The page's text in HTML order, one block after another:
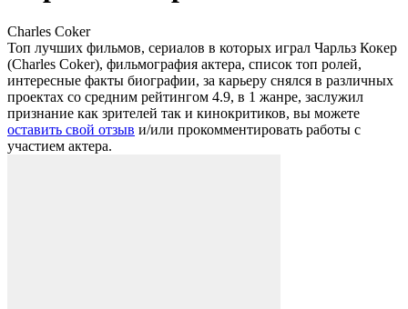
Charles Coker
Топ лучших фильмов, сериалов в которых играл Чарльз Кокер
(Charles Coker), фильмография актера, список топ ролей,
интересные факты биографии, за карьеру снялся в различных
проектах со средним рейтингом 4.9, в 1 жанре, заслужил
признание как зрителей так и кинокритиков, вы можете
оставить свой отзыв и/или прокомментировать работы с
участием актера.